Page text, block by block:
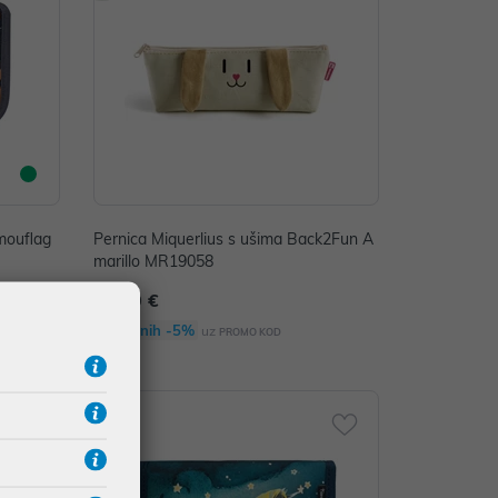
Pernica Miquerlius s ušima Back2Fun A
marillo MR19058
11,50 €
Dodatnih -5% uz PROMO KOD